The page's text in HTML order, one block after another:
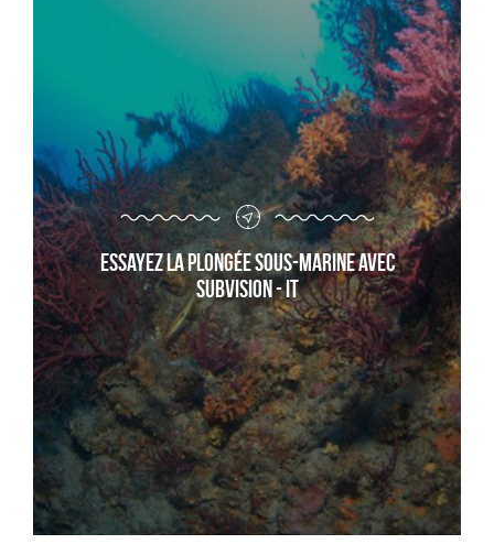
Essayez la plongée sous-marine avec
Subvision - it